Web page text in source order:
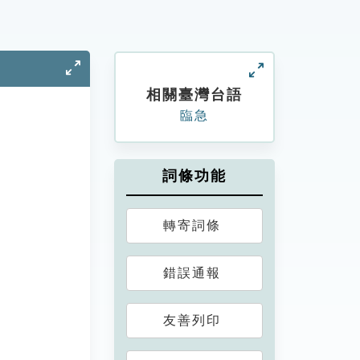
相關臺灣台語
臨急
詞條功能
轉寄詞條
錯誤通報
友善列印